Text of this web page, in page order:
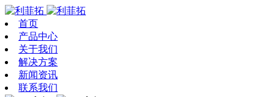
首页
产品中心
关于我们
解决方案
新闻资讯
联系我们